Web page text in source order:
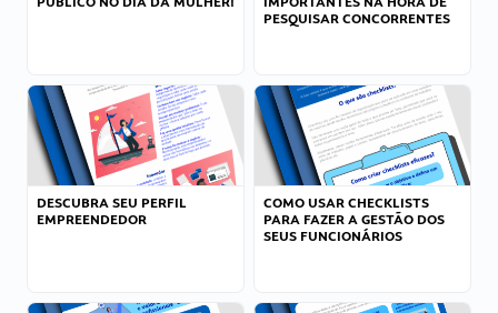
PESQUISAR CONCORRENTES
DESCUBRA SEU PERFIL
EMPREENDEDOR
COMO USAR CHECKLISTS
PARA FAZER A GESTÃO DOS
SEUS FUNCIONÁRIOS